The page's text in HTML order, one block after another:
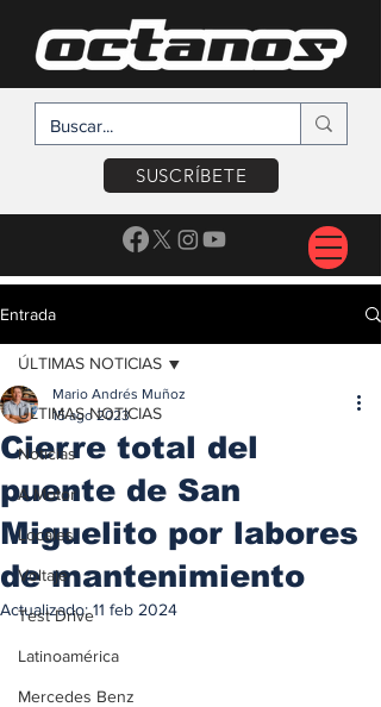
SUSCRÍBETE
Entrada
ÚLTIMAS NOTICIAS
Noticias
A Motor
Locales
Voltaje
Test Drive
Latinoamérica
Mercedes Benz
ÚLTIMAS NOTICIAS
Cierre total del
puente de San
Miguelito por labores
de mantenimiento
Mario Andrés Muñoz
15 ago 2023
Actualizado:11 feb 2024